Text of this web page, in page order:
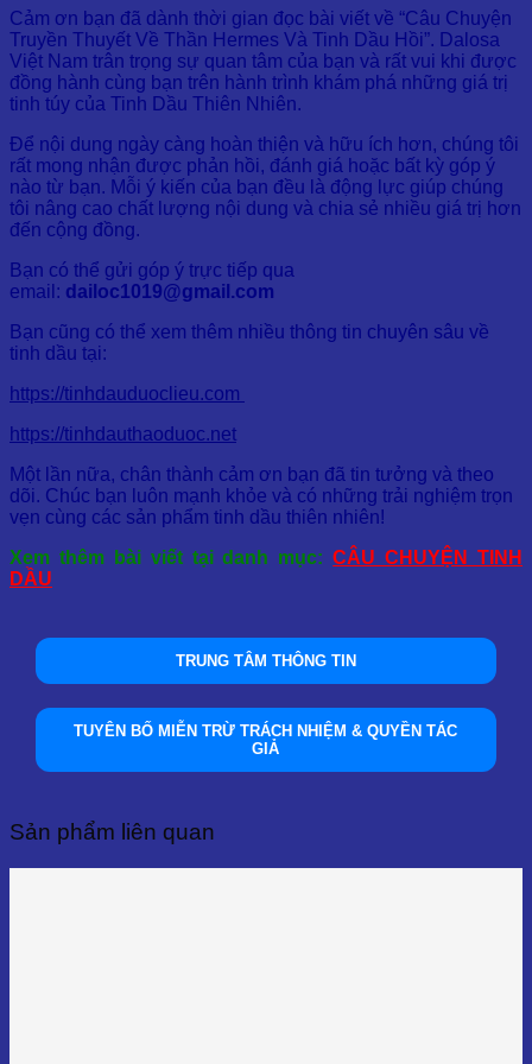
Cảm ơn bạn đã dành thời gian đọc bài viết về “Câu Chuyện
Truyền Thuyết Về Thần Hermes Và Tinh Dầu Hồi”. Dalosa
Việt Nam trân trọng sự quan tâm của bạn và rất vui khi được
đồng hành cùng bạn trên hành trình khám phá những giá trị
tinh túy của Tinh Dầu Thiên Nhiên.
Để nội dung ngày càng hoàn thiện và hữu ích hơn, chúng tôi
rất mong nhận được phản hồi, đánh giá hoặc bất kỳ góp ý
nào từ bạn. Mỗi ý kiến của bạn đều là động lực giúp chúng
tôi nâng cao chất lượng nội dung và chia sẻ nhiều giá trị hơn
đến cộng đồng.
Bạn có thể gửi góp ý trực tiếp qua
email: dailoc1019@gmail.com
Bạn cũng có thể xem thêm nhiều thông tin chuyên sâu về
tinh dầu tại:
https://tinhdauduoclieu.com
https://tinhdauthaoduoc.net
Một lần nữa, chân thành cảm ơn bạn đã tin tưởng và theo
dõi. Chúc bạn luôn mạnh khỏe và có những trải nghiệm trọn
vẹn cùng các sản phẩm tinh dầu thiên nhiên!
Xem thêm bài viết tại danh mục: CÂU CHUYỆN TINH
DẦU
TRUNG TÂM THÔNG TIN
TUYÊN BỐ MIỄN TRỪ TRÁCH NHIỆM & QUYỀN TÁC
GIẢ
Sản phẩm liên quan